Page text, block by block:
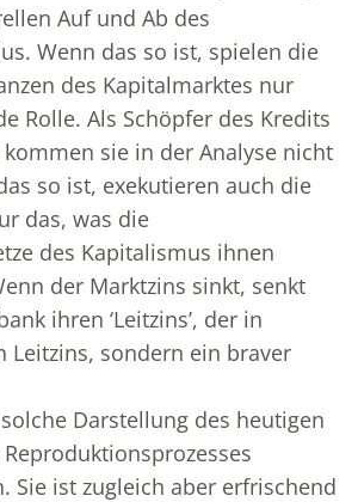
Auf und Ab des
Wenn das so ist, spielen die
des Kapitalmarktes nur
Rolle. Als Schöpfer des Kredits
sie in der Analyse nicht
so ist, exekutieren auch die
das, was die
des Kapitalismus ihnen
der Marktzins sinkt, senkt
ihren ‘Leitzins’, der in
Leitzins, sondern ein braver
Darstellung des heutigen
Sie ist zugleich aber erfrischend